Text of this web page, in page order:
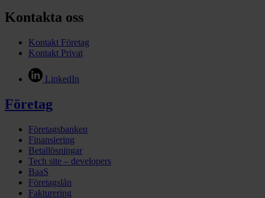
Kontakta oss
Kontakt Företag
Kontakt Privat
LinkedIn
Företag
Företagsbanken
Finansiering
Betallösningar
Tech site – developers
BaaS
Företagslån
Fakturering